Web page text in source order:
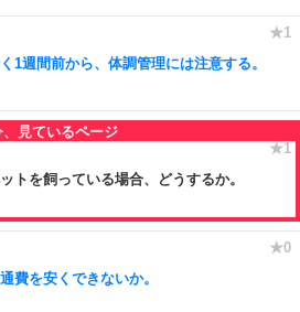
1週間前から、体調管理には注意する。
トを飼っている場合、どうするか。
費を安くできないか。